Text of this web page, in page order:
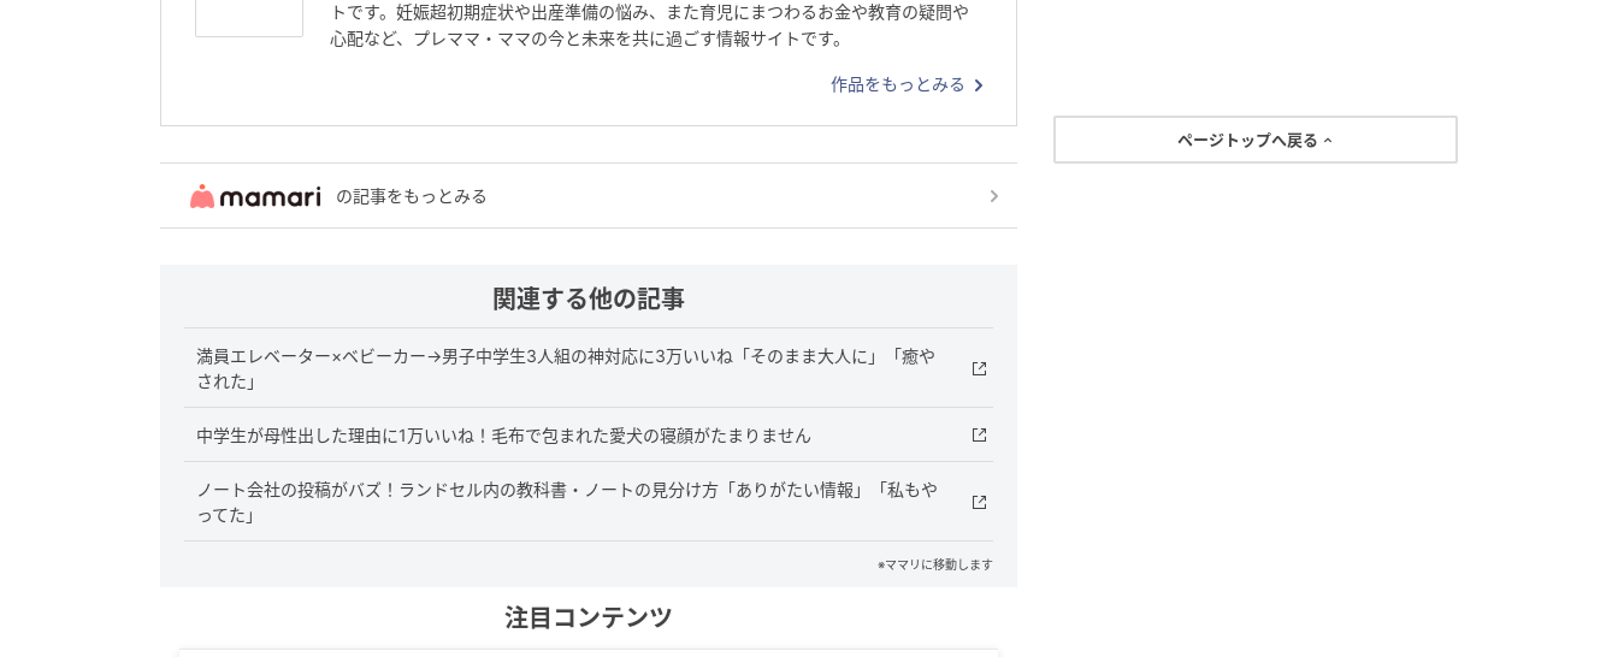
トです。妊娠超初期症状や出産準備の悩み、また育児にまつわるお金や教育の疑問や
心配など、プレママ・ママの今と未来を共に過ごす情報サイトです。
作品をもっとみる
の記事をもっとみる
関連する他の記事
満員エレベーター×ベビーカー→男子中学生3人組の神対応に3万いいね「そのまま大人に」「癒や
された」
中学生が母性出した理由に1万いいね！毛布で包まれた愛犬の寝顔がたまりません
ノート会社の投稿がバズ！ランドセル内の教科書・ノートの見分け方「ありがたい情報」「私もや
ってた」
※ママリに移動します
注目コンテンツ
ページトップへ戻る